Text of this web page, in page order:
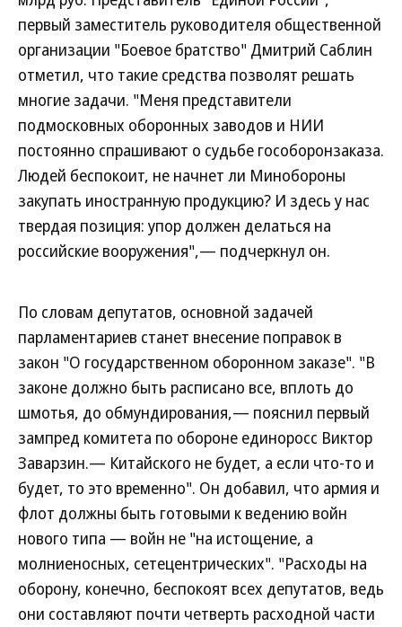
первый заместитель руководителя общественной
организации "Боевое братство" Дмитрий Саблин
отметил, что такие средства позволят решать
многие задачи. "Меня представители
подмосковных оборонных заводов и НИИ
постоянно спрашивают о судьбе гособоронзаказа.
Людей беспокоит, не начнет ли Минобороны
закупать иностранную продукцию? И здесь у нас
твердая позиция: упор должен делаться на
российские вооружения",— подчеркнул он.
По словам депутатов, основной задачей
парламентариев станет внесение поправок в
закон "О государственном оборонном заказе". "В
законе должно быть расписано все, вплоть до
шмотья, до обмундирования,— пояснил первый
зампред комитета по обороне единоросс Виктор
Заварзин.— Китайского не будет, а если что-то и
будет, то это временно". Он добавил, что армия и
флот должны быть готовыми к ведению войн
нового типа — войн не "на истощение, а
молниеносных, сетецентрических". "Расходы на
оборону, конечно, беспокоят всех депутатов, ведь
они составляют почти четверть расходной части